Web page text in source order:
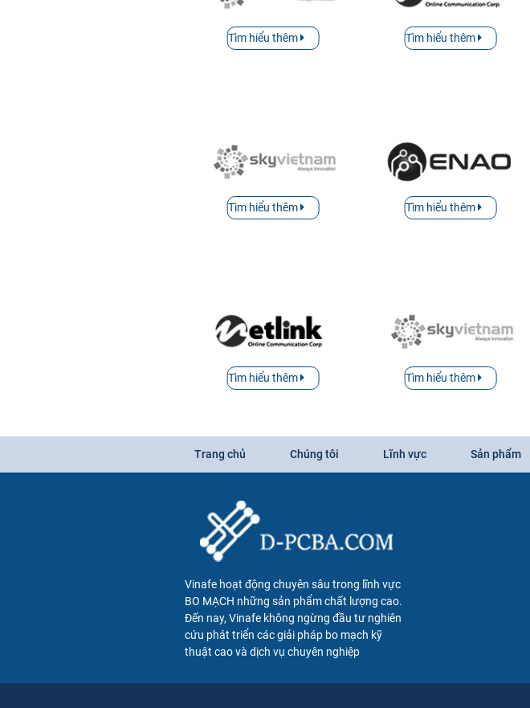
Tìm hiểu thêm Tìm hiểu thêm
Tìm hiểu thêm Tìm hiểu thêm
Tìm hiểu thêm Tìm hiểu thêm
Trang chủ Chúng tôi Lĩnh vực Sản phẩm
Vinafe hoạt động chuyên sâu trong lĩnh vực
BO MẠCH những sản phẩm chất lượng cao.
Đến nay, Vinafe không ngừng đầu tư nghiên
cứu phát triển các giải pháp bo mạch kỹ
thuật cao và dịch vụ chuyên nghiệp